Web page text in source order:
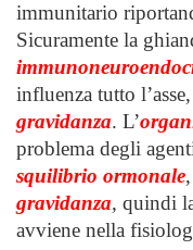
immunitario
Sicuramente la
influenza tutto
gravidanza. L’
problema degli
squilibrio ormonale
gravidanza, quindi
avviene nella